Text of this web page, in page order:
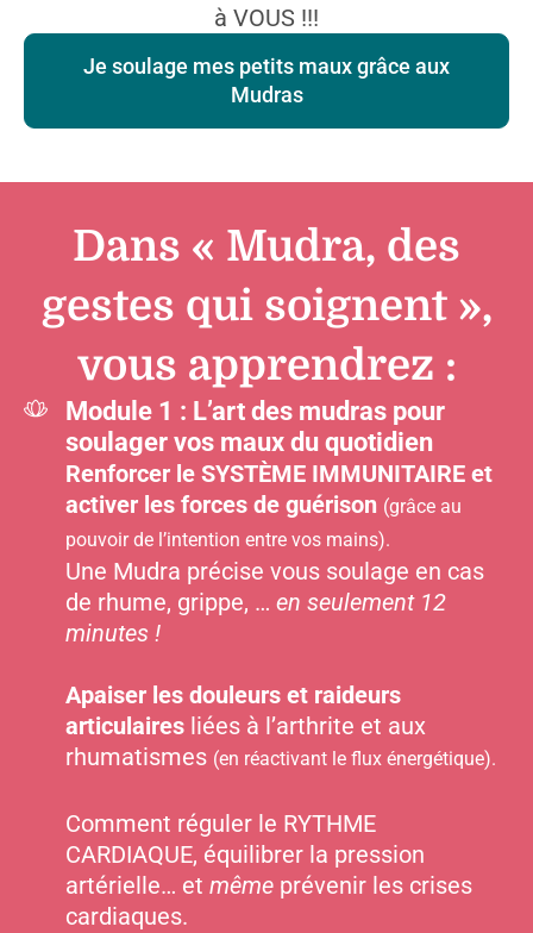
à VOUS !!!
Je soulage mes petits maux grâce aux
Mudras
Dans « Mudra, des
gestes qui soignent »,
vous apprendrez :
Module 1 : L’art des mudras pour
soulager vos maux du quotidien
Renforcer le SYSTÈME IMMUNITAIRE et
activer les forces de guérison (grâce au
pouvoir de l’intention entre vos mains).
Une Mudra précise vous soulage en cas
de rhume, grippe, … en seulement 12
minutes !
Apaiser les douleurs et raideurs
articulaires liées à l’arthrite et aux
rhumatismes (en réactivant le flux énergétique).
Comment réguler le RYTHME
CARDIAQUE, équilibrer la pression
artérielle… et même prévenir les crises
cardiaques.